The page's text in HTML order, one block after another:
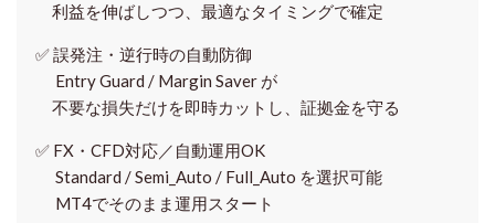
利益を伸ばしつつ、最適なタイミングで確定
✅誤発注・逆行時の自動防御
Entry Guard / Margin Saver が
不要な損失だけを即時カットし、証拠金を守る
✅ FX・CFD対応／自動運用OK
Standard / Semi_Auto / Full_Auto を選択可能
MT4でそのまま運用スタート